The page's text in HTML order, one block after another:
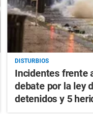
DISTURBIOS
Incidentes frente
debate por la ley
detenidos y 5